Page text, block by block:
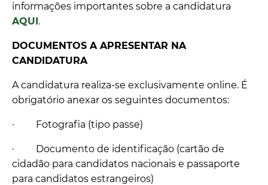
informações importantes sobre a candidatura
AQUI.
DOCUMENTOS A APRESENTAR NA
CANDIDATURA
A candidatura realiza-se exclusivamente online. É
obrigatório anexar os seguintes documentos:
· Fotografia (tipo passe)
· Documento de identificação (cartão de
cidadão para candidatos nacionais e passaporte
para candidatos estrangeiros)